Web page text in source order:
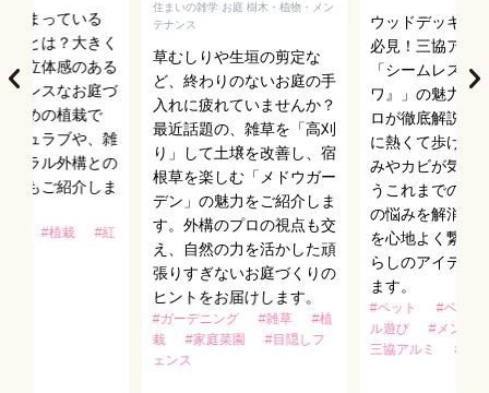
高まっている
」とは？大きく
、立体感のある
ナンスなお庭づ
すめの植栽で
シュラブや、雑
ュラル外構との
方もご紹介しま
#植栽 #紅
住まいの雑学 お庭 樹木・植物・メン
テナンス
草むしりや生垣の剪定な
ど、終わりのないお庭の手
入れに疲れていませんか？
最近話題の、雑草を「高刈
り」して土壌を改善し、宿
根草を楽しむ「メドウガー
デン」の魅力をご紹介しま
す。外構のプロの視点も交
え、自然の力を活かした頑
張りすぎないお庭づくりの
ヒントをお届けします。
#ガーデニング #雑草
#植
栽
#家庭菜園
#目隠しフ
ェンス
ウッドデッキを
必見！三協アル
「シームレスフ
ワ』」の魅力を
ロが徹底解説し
に熱くて歩けな
みやカビが気に
うこれまでのウ
の悩みを解消し
を心地よく繋ぐ
らしのアイデア
ます。
#ペット
#ベラン
ル遊び
#メンテ
三協アルミ
#ウ